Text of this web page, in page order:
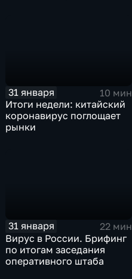
31 января
10 мин
Итоги недели: китайский
коронавирус поглощает
рынки
31 января
22 мин
Вирус в России. Брифинг
по итогам заседания
оперативного штаба